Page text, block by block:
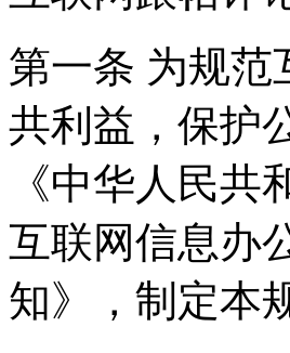
第一条 为规范
共利益，保护
《中华人民
互联网信息办
知》，制定本